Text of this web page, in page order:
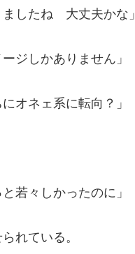
ましたね 大丈夫かな」
ジしかありません」
オネェ系に転向？」
若々しかったのに」
れている。